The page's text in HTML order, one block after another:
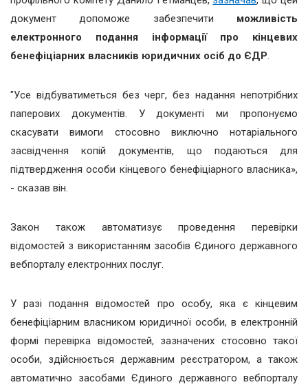
документ допоможе забезпечити можливість
електронного подання інформації про кінцевих
бенефіціарних власників юридичних осіб до ЄДР.
"Усе відбуватиметься без черг, без надання непотрібних
паперових документів. У документі ми пропонуємо
скасувати вимоги стосовно виключно нотаріального
засвідчення копій документів, що подаються для
підтвердження особи кінцевого бенефіціарного власника»,
- сказав він.
Закон також автоматизує проведення перевірки
відомостей з використанням засобів Єдиного державного
вебпорталу електронних послуг.
У разі подання відомостей про особу, яка є кінцевим
бенефіціарним власником юридичної особи, в електронній
формі перевірка відомостей, зазначених стосовно такої
особи, здійснюється державним реєстратором, а також
автоматично засобами Єдиного державного вебпорталу